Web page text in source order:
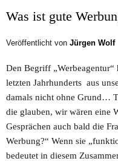
Was ist gute
Veröffentlicht von Jürgen Wolf
Den Begriff „Werbeagentur“
letzten Jahrhunderts aus
damals nicht ohne Grund…
die glauben, wir wären eine
Gesprächen auch bald die
Werbung?“ Wenn sie
bedeutet in diesem